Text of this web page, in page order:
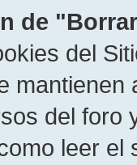
de
del
del foro
leer el